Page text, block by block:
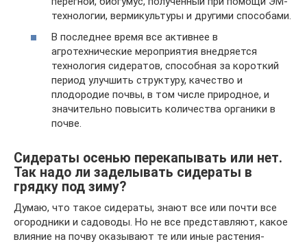
технологии, вермикультуры и другими способами.
В последнее время все активнее в
агротехнические мероприятия внедряется
технология сидератов, способная за короткий
период улучшить структуру, качество и
плодородие почвы, в том числе природное, и
значительно повысить количества органики в
почве.
Сидераты осенью перекапывать или нет.
Так надо ли заделывать сидераты в
грядку под зиму?
Думаю, что такое сидераты, знают все или почти все
огородники и садоводы. Но не все представляют, какое
влияние на почву оказывают те или иные растения-